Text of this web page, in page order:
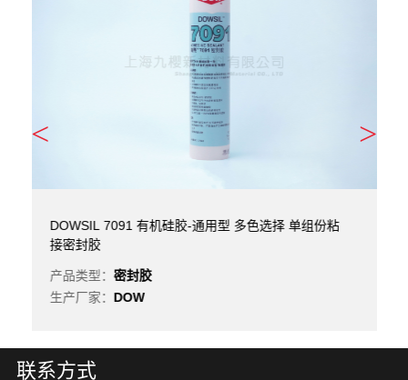
DOWSIL 7091 有机硅胶-通用型 多色选择 单组份粘
接密封胶
产品类型： 密封胶
生产厂家： DOW
< >
联系方式